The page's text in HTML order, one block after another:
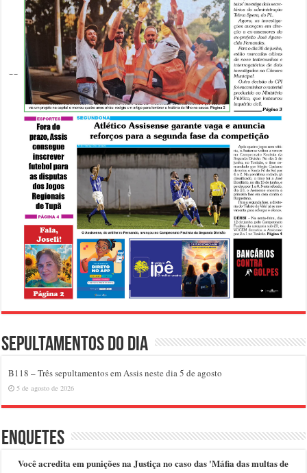
Sepultamentos do dia
B118 – Três sepultamentos em Assis neste dia 5 de agosto
5 de agosto de 2026
Enquetes
Você acredita em punições na Justiça no caso das 'Máfia das multas de